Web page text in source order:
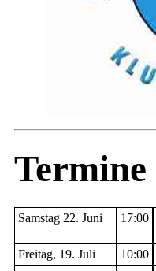
Termine
Samstag 22. Juni 17:00
Freitag, 19. Juli 10:00